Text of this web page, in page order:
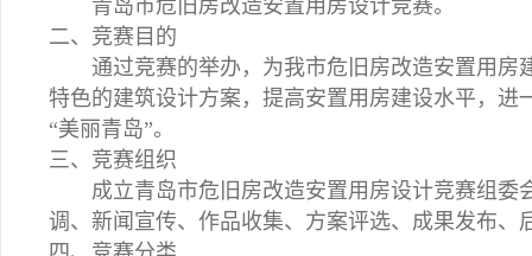
青岛市危旧房改造安置用房设计竞赛。
二、竞赛目的
通过竞赛的举办，为我市危旧房改造安置用房
特色的建筑设计方案，提高安置用房建设水平，
“美丽青岛”。
三、竞赛组织
成立青岛市危旧房改造安置用房设计竞赛组委
调、新闻宣传、作品收集、方案评选、成果发布、